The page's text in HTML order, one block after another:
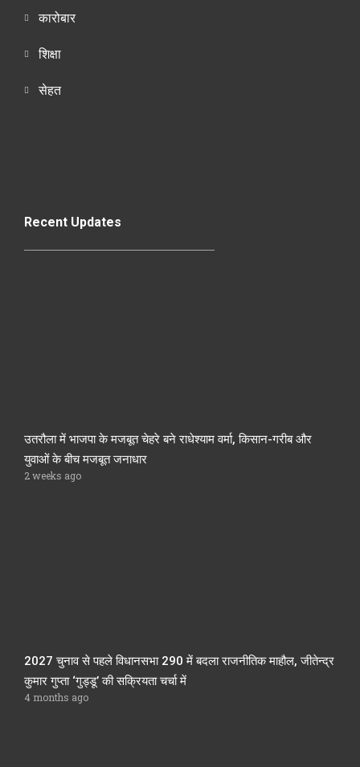
कारोबार
शिक्षा
सेहत
Recent Updates
उतरौला में भाजपा के मजबूत चेहरे बने राधेश्याम वर्मा, किसान-गरीब और
युवाओं के बीच मजबूत जनाधार
2 weeks ago
2027 चुनाव से पहले विधानसभा 290 में बदला राजनीतिक माहौल, जीतेन्द्र
कुमार गुप्ता ‘गुड्डू’ की सक्रियता चर्चा में
4 months ago